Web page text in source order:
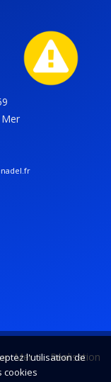
Mer
Mer -Réalisation
l'utilisation de
cookies